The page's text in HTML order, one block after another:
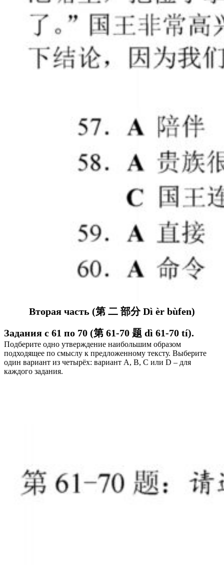
Вторая часть (第 二 部分 Dì èr bùfen)
Задания с 61 по 70 (第 61-70 题 dì 61-70 tí).
Подберите одно утверждение наибольшим образом
подходящее по смыслу к предложенному тексту. Выберите
один вариант из четырёх: вариант А, В, C или D – для
каждого задания.